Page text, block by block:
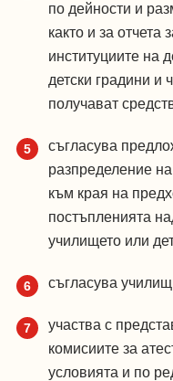
по дейности и
както и за отчета
институциите на
детски градини и
получават
съгласува
разпределение
към края на
постъпленията
училището или
съгласува
участва с
комисиите за
условията и по